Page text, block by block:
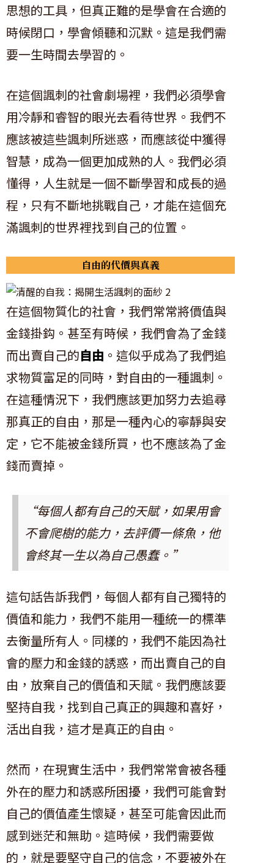
思想的工具，但真正難的是學會在合適的
時候閉口，學會傾聽和沉默。這是我們需
要一生時間去學習的。
在這個諷刺的社會劇場裡，我們必須學會
用冷靜和睿智的眼光去看待世界。我們不
應該被這些諷刺所迷惑，而應該從中獲得
智慧，成為一個更加成熟的人。我們必須
懂得，人生就是一個不斷學習和成長的過
程，只有不斷地挑戰自己，才能在這個充
滿諷刺的世界裡找到自己的位置。
自由的代價與真義
在這個物質化的社會，我們常常將價值與
金錢掛鈎。甚至有時候，我們會為了金錢
而出賣自己的自由 。這似乎成為了我們追
求物質富足的同時，對自由的一種諷刺。
在這種情況下，我們應該更加努力去追尋
那真正的自由，那是一種內心的寧靜與安
定，它不能被金錢所買，也不應該為了金
錢而賣掉。
“每個人都有自己的天賦，如果用會
不會爬樹的能力，去評價一條魚，他
會終其一生以為自己愚蠢。”
這句話告訴我們，每個人都有自己獨特的
價值和能力，我們不能用一種統一的標準
去衡量所有人。同樣的，我們不能因為社
會的壓力和金錢的誘惑，而出賣自己的自
由，放棄自己的價值和天賦。我們應該要
堅持自我，找到自己真正的興趣和喜好，
活出自我，這才是真正的自由。
然而，在現實生活中，我們常常會被各種
外在的壓力和誘惑所困擾，我們可能會對
自己的價值產生懷疑，甚至可能會因此而
感到迷茫和無助。這時候，我們需要做
的，就是要堅守自己的信念，不要被外在